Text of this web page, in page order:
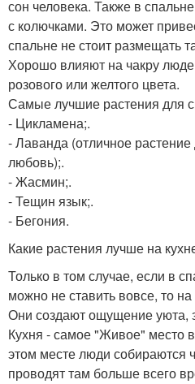
сон человека. Также в
с колючками. Это может
спальне не стоит размещать
Хорошо влияют на чакру
розового или желтого цвета.
Самые лучшие растения для
- Цикламена;.
- Лаванда (отличное
любовь);.
- Жасмин;.
- Тещин язык;.
- Бегония.
Какие растения лучше на
Только в том случае, если в
можно не ставить вовсе, то
Они создают ощущение уюта,
Кухня - самое "Живое" место
этом месте люди собираются
проводят там больше всего